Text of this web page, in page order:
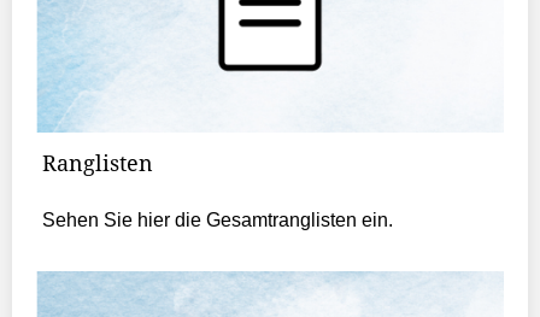
Ranglisten
Sehen Sie hier die Gesamtranglisten ein.